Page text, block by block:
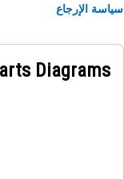
الإرجاع
Parts Diagrams